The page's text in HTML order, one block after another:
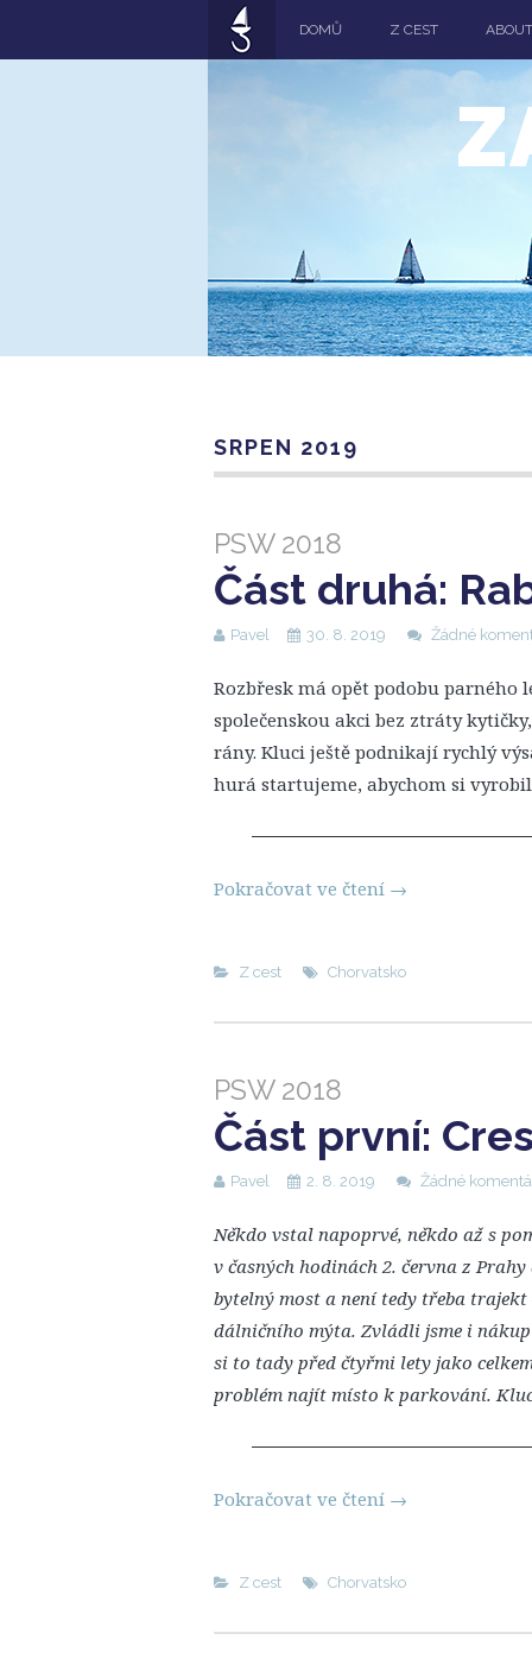
DOMŮ Z CEST ABOUT
SRPEN 2019
PSW 2018
Část druhá:
Pavel 30. 8. 2019 Žádné
Rozbřesk má opět podobu parného
společenskou akci bez ztráty
rány. Kluci ještě podnikají rychlý
hurá startujeme, abychom si
Pokračovat ve čtení →
Z cest Chorvatsko
PSW 2018
Část první:
Pavel 2. 8. 2019 Žádné
Někdo vstal napoprvé, někdo až s
v časných hodinách 2. června z
bytelný most a není tedy třeba
dálničního mýta. Zvládli jsme i
si to tady před čtyřmi lety jako
problém najít místo k parkování.
Pokračovat ve čtení →
Z cest Chorvatsko